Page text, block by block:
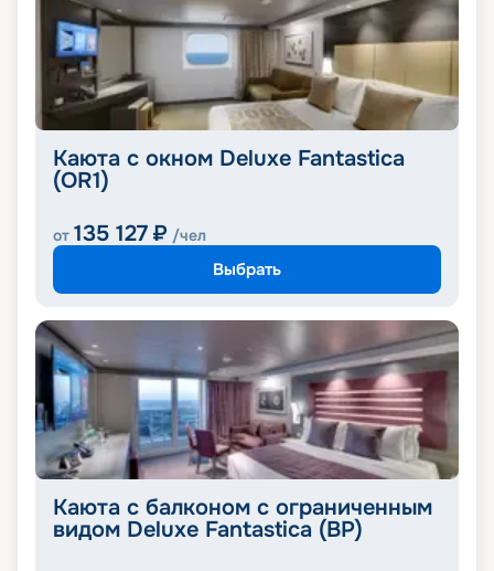
Каюта с окном Deluxe Fantastica
(OR1)
от 135 127 ₽ /чел
Выбрать
Каюта с балконом с ограниченным
видом Deluxe Fantastica (BP)